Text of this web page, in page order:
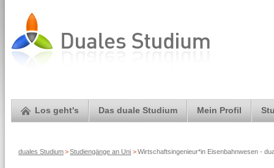
Los geht's Das duale Studium Mein Profil
duales Studium> Studiengänge an Uni >Wirtschaftsingenieur*in Eisenbahnwesen -